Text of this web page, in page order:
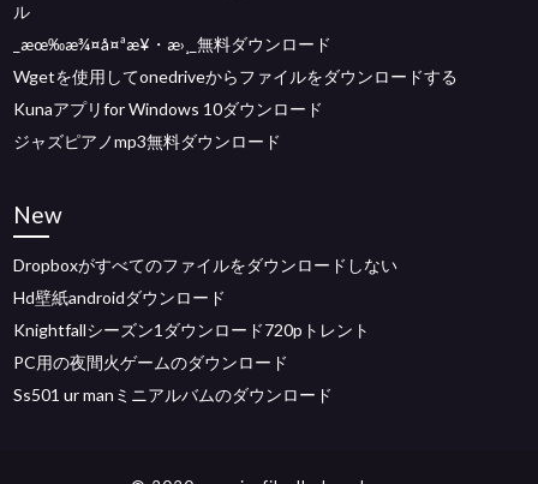
ル
_æœ‰æ¾¤å¤ªæ¥・æ›¸_無料ダウンロード
Wgetを使用してonedriveからファイルをダウンロードする
Kunaアプリfor Windows 10ダウンロード
ジャズピアノmp3無料ダウンロード
New
Dropboxがすべてのファイルをダウンロードしない
Hd壁紙androidダウンロード
Knightfallシーズン1ダウンロード720pトレント
PC用の夜間火ゲームのダウンロード
Ss501 ur manミニアルバムのダウンロード